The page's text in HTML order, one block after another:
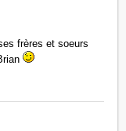
frères et soeurs